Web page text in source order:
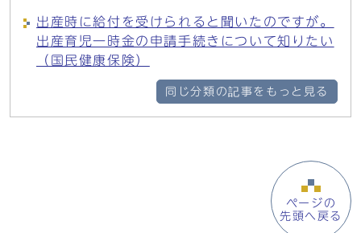
出産時に給付を受けられると聞いたのですが。
出産育児一時金の申請手続きについて知りたい
（国民健康保険）
同じ分類の記事をもっと見る
ページの
先頭へ戻る